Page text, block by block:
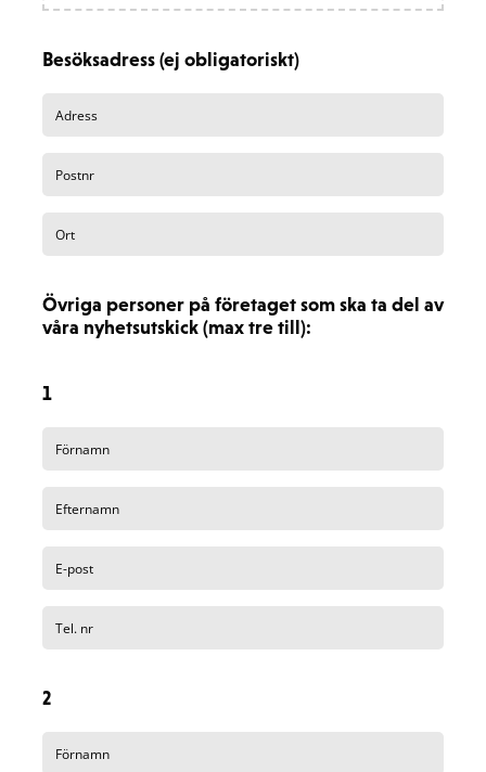
Besöksadress (ej obligatoriskt)
Övriga personer på företaget som ska ta del av
våra nyhetsutskick (max tre till):
1
2